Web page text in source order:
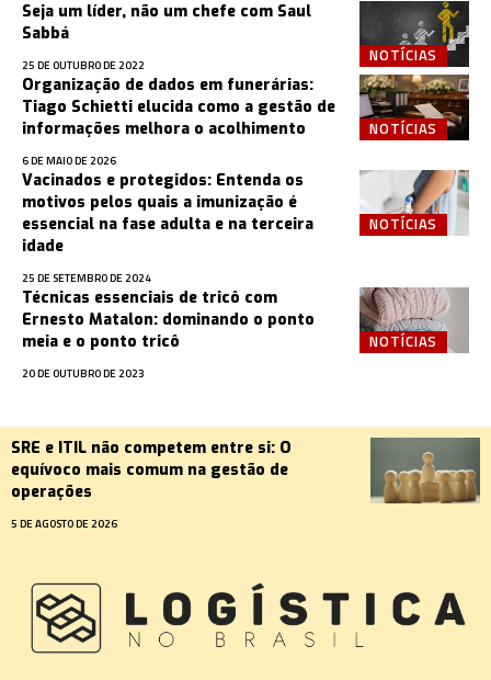
NOTÍCIAS
Seja um líder, não um chefe com Saul
Sabbá
25 DE OUTUBRO DE 2022
NOTÍCIAS
Organização de dados em funerárias:
Tiago Schietti elucida como a gestão de
informações melhora o acolhimento
6 DE MAIO DE 2026
NOTÍCIAS
Vacinados e protegidos: Entenda os
motivos pelos quais a imunização é
essencial na fase adulta e na terceira
idade
25 DE SETEMBRO DE 2024
NOTÍCIAS
Técnicas essenciais de tricô com
Ernesto Matalon: dominando o ponto
meia e o ponto tricô
20 DE OUTUBRO DE 2023
SRE e ITIL não competem entre si: O
equívoco mais comum na gestão de
operações
5 DE AGOSTO DE 2026